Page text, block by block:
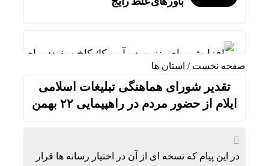
افزایش بهای بنزین در آمریکا/ کاخ سفید: برای
واکنش رئیس شورای عالی سیاسی یمن به
فوق‌تخصص نوزادان: شیر مادر برترین تغذیه برای
عملیات نصر ۲ چه تاثیری در معادلات جنگ داشت؟ *سعدالله زارعی
صفحه نخست / استان ها
تقدیر شورای هماهنگی تبلیغات اسلامی
ایلام از حضور مردم در راهپیمایی ۲۲ بهمن
در این پیام که نسخه ای از آن در اختیار رسانه ها قرار